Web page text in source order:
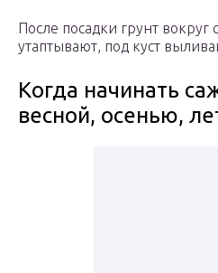
После посадки грунт вокруг
утаптывают, под куст
Когда начинать
весной, осенью,